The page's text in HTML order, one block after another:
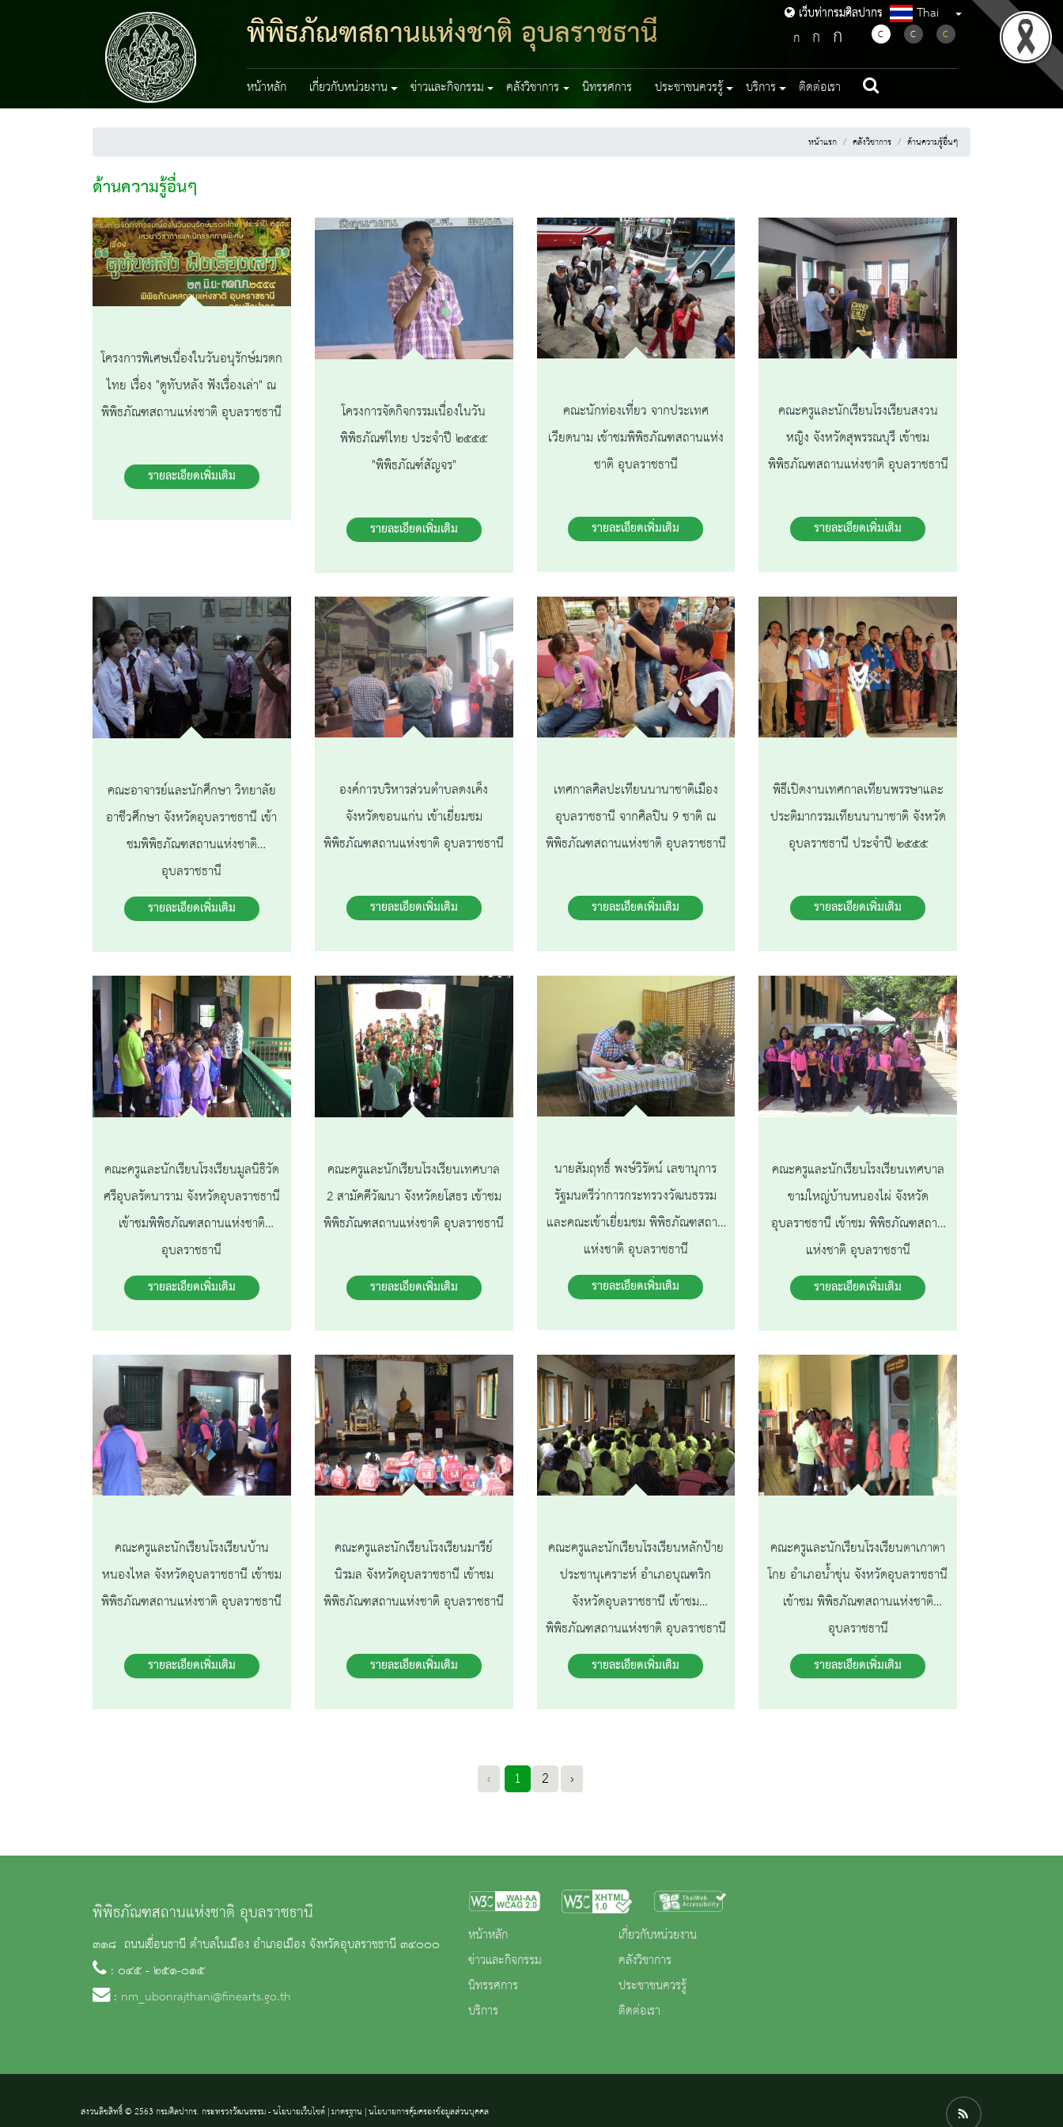
เว็บท่ากรมศิลปากร
พิพิธภัณฑสถานแห่งชาติ อุบลราชธานี เว็บท่ากรมศิลปากร Thai
ก ก ก C C C
หน้าหลัก เกี่ยวกับหน่วยงาน ข่าวและกิจกรรม คลังวิชาการ นิทรรศการ ประชาชนควรรู้ บริการ ติดต่อเรา
หน้าแรก คลังวิชาการ ด้านความรู้อื่นๆ
ด้านความรู้อื่นๆ
โครงการพิเศษเนื่องในวันอนุรักษ์มรดก
ไทย เรื่อง "ดูทับหลัง ฟังเรื่องเล่า" ณ
พิพิธภัณฑสถานแห่งชาติ อุบลราชธานี
รายละเอียดเพิ่มเติม
โครงการจัดกิจกรรมเนื่องในวัน
พิพิธภัณฑ์ไทย ประจำปี ๒๕๕๕
"พิพิธภัณฑ์สัญจร"
รายละเอียดเพิ่มเติม
คณะนักท่องเที่ยว จากประเทศ
เวียดนาม เข้าชมพิพิธภัณฑสถานแห่ง
ชาติ อุบลราชธานี
รายละเอียดเพิ่มเติม
คณะครูและนักเรียนโรงเรียนสงวน
หญิง จังหวัดสุพรรณบุรี เข้าชม
พิพิธภัณฑสถานแห่งชาติ อุบลราชธานี
รายละเอียดเพิ่มเติม
คณะอาจารย์และนักศึกษา วิทยาลัย
อาชีวศึกษา จังหวัดอุบลราชธานี เข้า
ชมพิพิธภัณฑสถานแห่งชาติ
อุบลราชธานี
รายละเอียดเพิ่มเติม
องค์การบริหารส่วนตำบลดงเค็ง
จังหวัดขอนแก่น เข้าเยี่ยมชม
พิพิธภัณฑสถานแห่งชาติ อุบลราชธานี
รายละเอียดเพิ่มเติม
เทศกาลศิลปะเทียนนานาชาติเมือง
อุบลราชธานี จากศิลปิน 9 ชาติ ณ
พิพิธภัณฑสถานแห่งชาติ อุบลราชธานี
รายละเอียดเพิ่มเติม
พิธีเปิดงานเทศกาลเทียนพรรษาและ
ประติมากรรมเทียนนานาชาติ จังหวัด
อุบลราชธานี ประจำปี ๒๕๕๕
รายละเอียดเพิ่มเติม
คณะครูและนักเรียนโรงเรียนมูลนิธิวัด
ศรีอุบลรัตนาราม จังหวัดอุบลราชธานี
เข้าชมพิพิธภัณฑสถานแห่งชาติ
อุบลราชธานี
รายละเอียดเพิ่มเติม
คณะครูและนักเรียนโรงเรียนเทศบาล
2 สามัคคีวัฒนา จังหวัดยโสธร เข้าชม
พิพิธภัณฑสถานแห่งชาติ อุบลราชธานี
รายละเอียดเพิ่มเติม
นายสัมฤทธิ์ พงษ์วิรัตน์ เลขานุการ
รัฐมนตรีว่าการกระทรวงวัฒนธรรม
และคณะเข้าเยี่ยมชม พิพิธภัณฑสถาน
แห่งชาติ อุบลราชธานี
รายละเอียดเพิ่มเติม
คณะครูและนักเรียนโรงเรียนเทศบาล
ขามใหญ่บ้านหนองไผ่ จังหวัด
อุบลราชธานี เข้าชม พิพิธภัณฑสถาน
แห่งชาติ อุบลราชธานี
รายละเอียดเพิ่มเติม
คณะครูและนักเรียนโรงเรียนบ้าน
หนองไหล จังหวัดอุบลราชธานี เข้าชม
พิพิธภัณฑสถานแห่งชาติ อุบลราชธานี
รายละเอียดเพิ่มเติม
คณะครูและนักเรียนโรงเรียนมารีย์
นิรมล จังหวัดอุบลราชธานี เข้าชม
พิพิธภัณฑสถานแห่งชาติ อุบลราชธานี
รายละเอียดเพิ่มเติม
คณะครูและนักเรียนโรงเรียนหลักป้าย
ประชานุเคราะห์ อำเภอบุณฑริก
จังหวัดอุบลราชธานี เข้าชม
พิพิธภัณฑสถานแห่งชาติ อุบลราชธานี
รายละเอียดเพิ่มเติม
คณะครูและนักเรียนโรงเรียนตาเกาตา
โกย อำเภอน้ำขุ่น จังหวัดอุบลราชธานี
เข้าชม พิพิธภัณฑสถานแห่งชาติ
อุบลราชธานี
รายละเอียดเพิ่มเติม
‹ 1 2 ›
พิพิธภัณฑสถานแห่งชาติ อุบลราชธานี
๓๑๘ ถนนเขื่อนธานี ตำบลในเมือง อำเภอเมือง จังหวัดอุบลราชธานี ๓๔๐๐๐
: ๐๔๕ - ๒๕๑-๐๑๕
: nm_ubonrajthani@finearts.go.th
หน้าหลัก
ข่าวและกิจกรรม
นิทรรศการ
บริการ
เกี่ยวกับหน่วยงาน
คลังวิชาการ
ประชาชนควรรู้
ติดต่อเรา
สงวนลิขสิทธิ์ © 2563 กรมศิลปากร. กระทรวงวัฒนธรรม -นโยบายเว็บไซต์|มาตรฐาน |นโยบายการคุ้มครองข้อมูลส่วนบุคคล